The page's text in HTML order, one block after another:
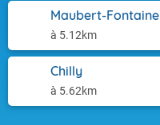
Maubert-Fontaine
à 5.12km
Chilly
à 5.62km